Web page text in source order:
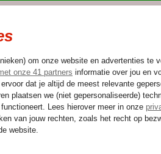
LAST MINUTES ZOMER 2026
Kleinschalige & unieke accommodaties